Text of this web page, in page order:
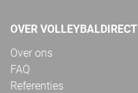
OVER VOLLEYBALDIRECT
Over ons
FAQ
Referenties